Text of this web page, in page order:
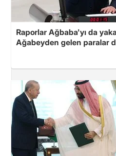
Raporlar Ağbaba'yı da
Ağabeyden gelen paralar